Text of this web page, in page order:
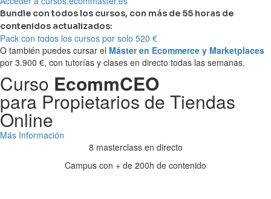
Bundle con todos los cursos, con más de 55 horas de
contenidos actualizados:
Pack con todos los cursos por solo 520 €
O también puedes cursar el Máster en Ecommerce y Marketplaces
por 3.900 €, con tutorías y clases en directo todas las semanas.
Curso EcommCEO
para Propietarios de Tiendas
Online
Más Información
8 masterclass en directo
Campus con + de 200h de contenido